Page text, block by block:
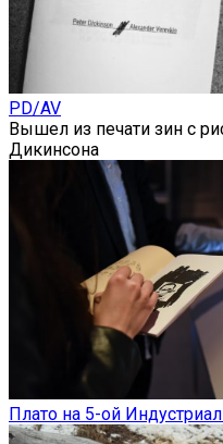
PD/AV
Вышел из печати зин с
Дикинсона
Плато на 5-ой